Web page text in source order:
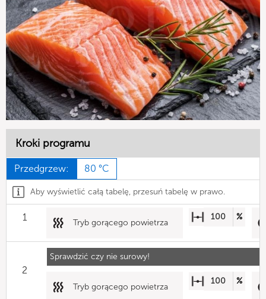
Kroki programu
Przedgrzew: 80 °C
Aby wyświetlić całą tabelę, przesuń tabelę w prawo.
1 Tryb gorącego powietrza
100 %
Sprawdzić czy nie surowy!
2
Tryb gorącego powietrza
100 %